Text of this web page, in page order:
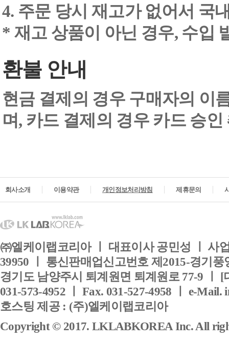
4. 주문 당시 재고가 없어서 국
* 재고 상품이 아닌 경우, 수입
환불 안내
현금 결제의 경우 구매자의 이
며, 카드 결제의 경우 카드 승
회사소개 이용약관 개인정보처리방침 제휴문의
㈜엘케이랩코리아 ㅣ 대표이사 공민성 ㅣ 사
39950 ㅣ 통신판매업신고번호 제2015-경기풍
경기도 남양주시 퇴계원면 퇴계원로 77-9 ㅣ
031-573-4952 ㅣ Fax. 031-527-4958 ㅣ e-Mail.
호스팅 제공 : (주)엘케이랩코리아
Copyright © 2017. LKLABKOREA Inc. All